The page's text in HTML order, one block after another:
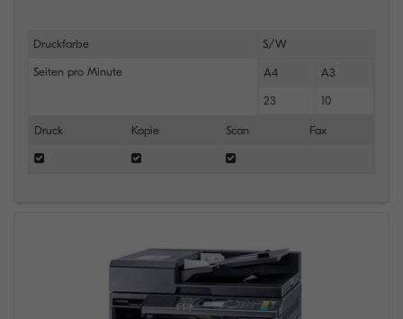
Druckfarbe S/W
Seiten pro Minute A4 A3
23 10
Druck Kopie Scan Fax